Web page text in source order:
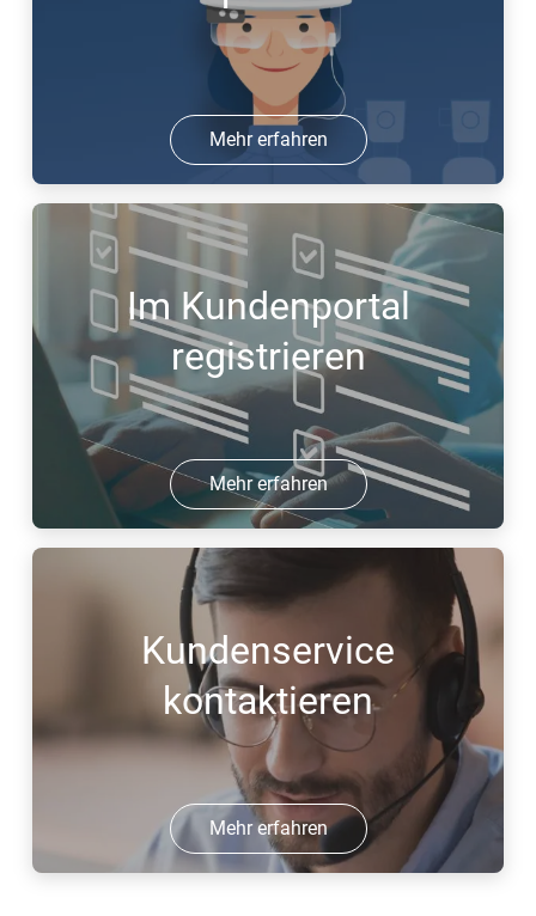
Mehr erfahren
Im Kundenportal
registrieren
Mehr erfahren
Kundenservice
kontaktieren
Mehr erfahren